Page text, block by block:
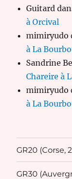
Guitard
à Orcival
mimiryudo
à La
Sandrine
Chareire à
mimiryudo
à La
GR20 (Corse,
GR30